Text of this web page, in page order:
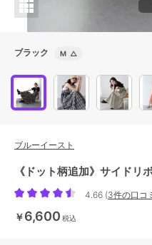
ブラック M △
ブルーイースト
《ドット柄追加》サイドリ
4.66 (3件の口コ
￥6,600 税込